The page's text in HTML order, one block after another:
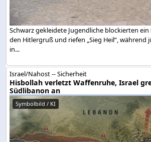
Schwarz gekleidete Jugendliche blockierten
den Hitlergruß und riefen „Sieg Heil“, während
in...
Israel/Nahost -- Sicherheit
Hisbollah verletzt Waffenruhe, Israel
Südlibanon an
Symbolbild / KI